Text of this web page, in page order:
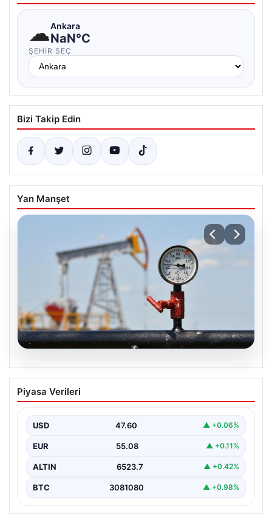
☁Ankara
NaN°C
ŞEHIR SEÇ
Bizi Takip Edin
Yan Manşet
25 Mayıs Petrol Fiyatlarında Düşüş:
Brent ve WTI Güncel Durum
maddelerinden biri olan petrol fiyatlarındaki hareketlilik,
özellikle Orta…
Piyasa Verileri
USD 47.60 ▲ +0.06%
EUR 55.08 ▲ +0.11%
ALTIN 6523.7 ▲ +0.42%
BTC 3081080 ▲ +0.98%